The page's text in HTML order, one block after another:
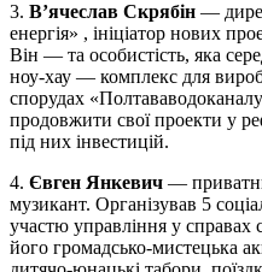
3. В’ячеслав Скрябін —
енергія» , ініціатор нових
Він — та особистість, яка
ноу-хау — комплекс для
спорудах
продовжити свої проекти у
під них інвестицій.
4. Євген Янкевич —
музикант. Організував 5
участю управління у справах
його громадсько-мистецька